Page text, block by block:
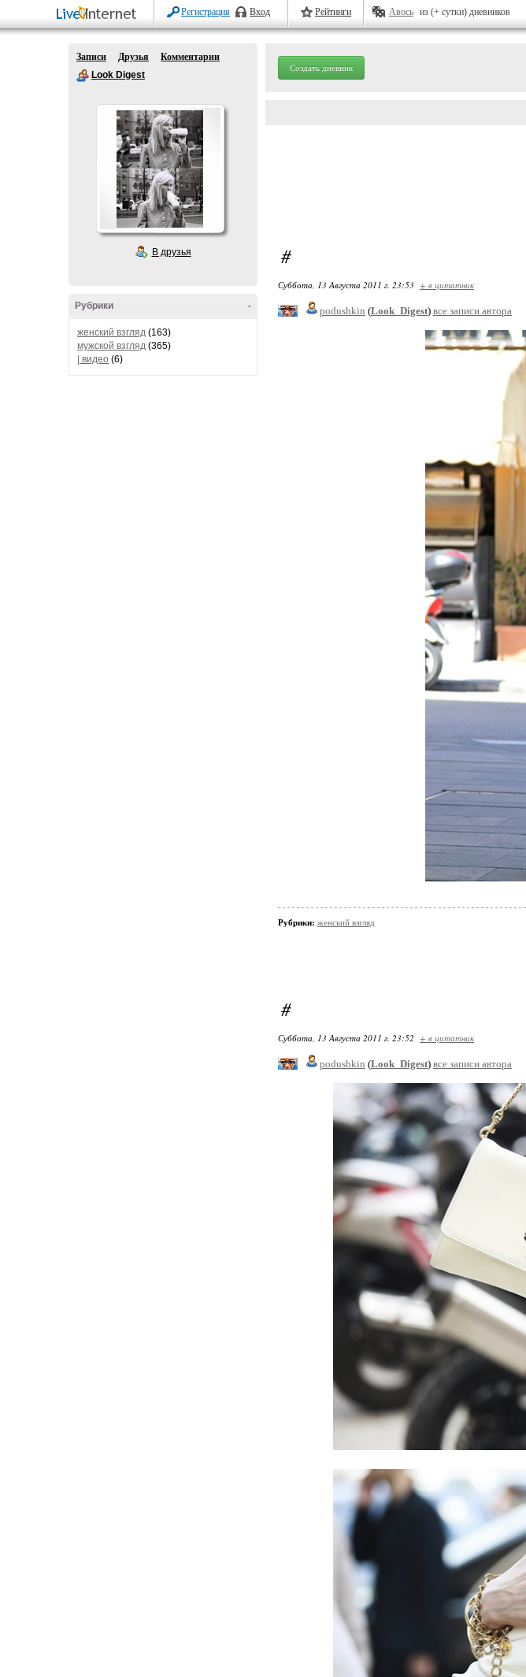
Регистрация Вход Рейтинги Авось из (+ сутки) дневников
Записи Друзья
Комментарии
Look Digest
В друзья
-
Рубрики
женский взгляд (163)
мужской взгляд (365)
| видео (6)
Создать дневник
#
Суббота, 13 Августа 2011 г. 23:53 + в цитатник
podushkin (Look_Digest) все записи автора
Рубрики: женский взгляд
#
Суббота, 13 Августа 2011 г. 23:52 + в цитатник
podushkin (Look_Digest) все записи автора